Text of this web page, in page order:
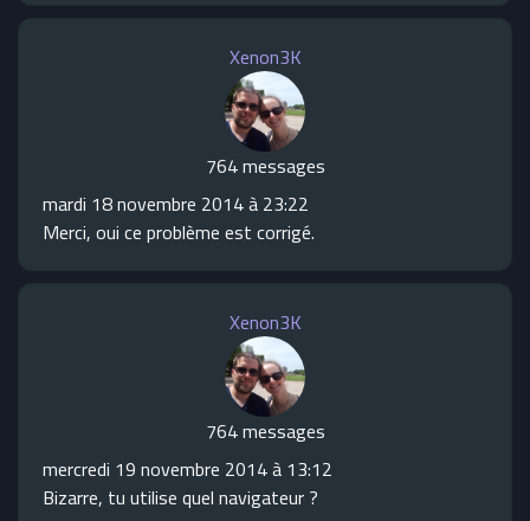
Xenon3K
764 messages
mardi 18 novembre 2014 à 23:22
Merci, oui ce problème est corrigé.
Xenon3K
764 messages
mercredi 19 novembre 2014 à 13:12
Bizarre, tu utilise quel navigateur ?